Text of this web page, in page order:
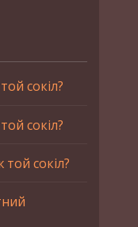
сокіл?
сокіл?
сокіл?